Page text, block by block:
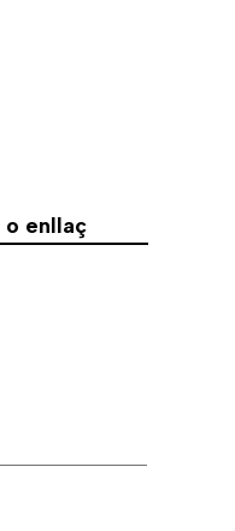
o enllaç